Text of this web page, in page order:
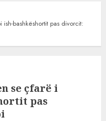
bashkëshortit pas divorcit:
se çfarë i
pas